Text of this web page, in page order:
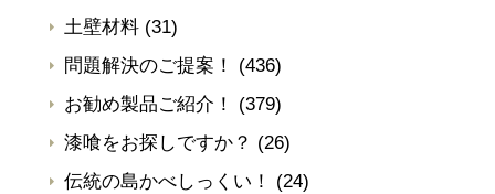
土壁材料 (31)
問題解決のご提案！
(436)
お勧め製品ご紹介！
(379)
漆喰をお探しですか？ (26)
伝統の島かべしっくい！
(24)